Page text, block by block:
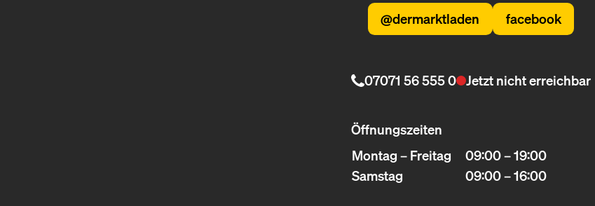
@dermarktladen facebook
07071 56 555 0 Jetzt nicht erreichbar
Öffnungszeiten
Montag – Freitag
09:00 – 19:00
Samstag
09:00 – 16:00